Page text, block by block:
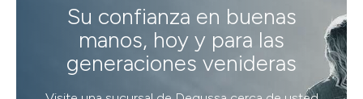
Su confianza en buenas
manos, hoy y para las
generaciones venideras